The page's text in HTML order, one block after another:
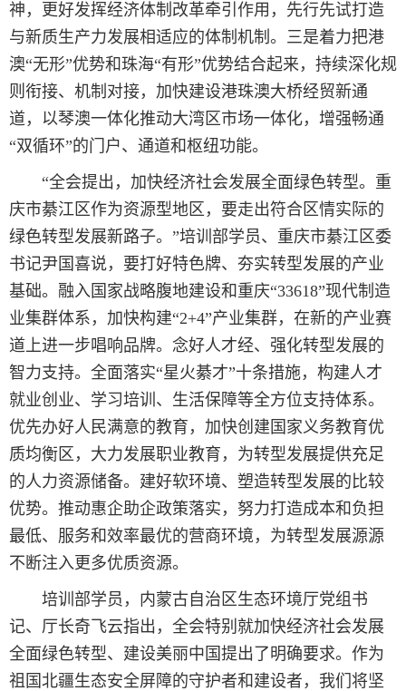
神，更好发挥经济体制改革牵引作用，先行先试打造
与新质生产力发展相适应的体制机制。三是着力把港
澳“无形”优势和珠海“有形”优势结合起来，持续深化规
则衔接、机制对接，加快建设港珠澳大桥经贸新通
道，以琴澳一体化推动大湾区市场一体化，增强畅通
“双循环”的门户、通道和枢纽功能。
“全会提出，加快经济社会发展全面绿色转型。重
庆市綦江区作为资源型地区，要走出符合区情实际的
绿色转型发展新路子。”培训部学员、重庆市綦江区委
书记尹国喜说，要打好特色牌、夯实转型发展的产业
基础。融入国家战略腹地建设和重庆“33618”现代制造
业集群体系，加快构建“2+4”产业集群，在新的产业赛
道上进一步唱响品牌。念好人才经、强化转型发展的
智力支持。全面落实“星火綦才”十条措施，构建人才
就业创业、学习培训、生活保障等全方位支持体系。
优先办好人民满意的教育，加快创建国家义务教育优
质均衡区，大力发展职业教育，为转型发展提供充足
的人力资源储备。建好软环境、塑造转型发展的比较
优势。推动惠企助企政策落实，努力打造成本和负担
最低、服务和效率最优的营商环境，为转型发展源源
不断注入更多优质资源。
培训部学员，内蒙古自治区生态环境厅党组书
记、厅长奇飞云指出，全会特别就加快经济社会发展
全面绿色转型、建设美丽中国提出了明确要求。作为
祖国北疆生态安全屏障的守护者和建设者，我们将坚